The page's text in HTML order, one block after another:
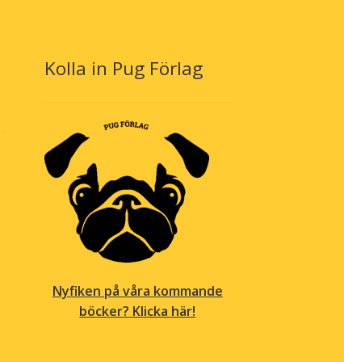
på
produktsidan
Kolla in Pug Förlag
Nyfiken på våra kommande
böcker? Klicka här!